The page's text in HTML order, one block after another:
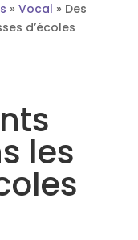
» Vocal » Des
d’écoles
les